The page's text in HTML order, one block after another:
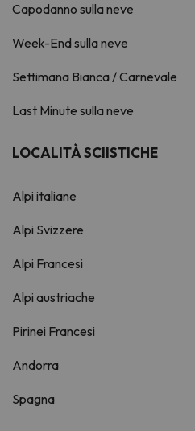
Capodanno sulla neve
Week-End sulla neve
Settimana Bianca / Carnevale
Last Minute sulla neve
LOCALITÀ SCIISTICHE
Alpi italiane
Alpi Svizzere
Alpi Francesi
Alpi austriache
Pirinei Francesi
Andorra
Spagna